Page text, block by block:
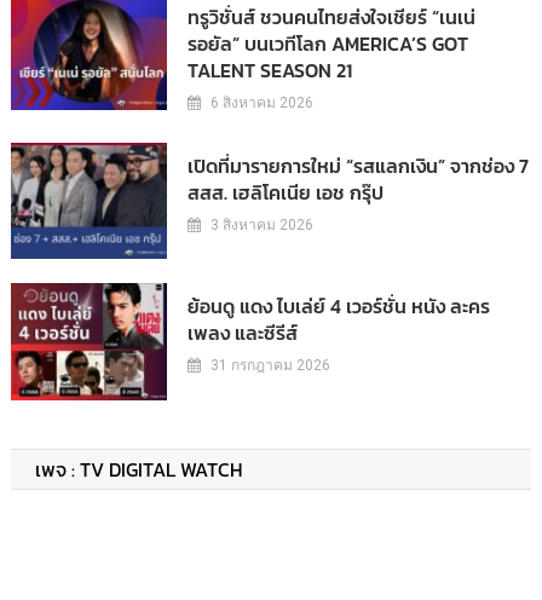
ทรูวิชั่นส์ ชวนคนไทยส่งใจเชียร์ “เนเน่
รอยัล” บนเวทีโลก AMERICA’S GOT
TALENT SEASON 21
6 สิงหาคม 2026
เปิดที่มารายการใหม่ “รสแลกเงิน” จากช่อง 7
สสส. เฮลิโคเนีย เอช กรุ๊ป
3 สิงหาคม 2026
ย้อนดู แดง ไบเล่ย์ 4 เวอร์ชั่น หนัง ละคร
เพลง และซีรีส์
31 กรกฎาคม 2026
เพจ : TV DIGITAL WATCH